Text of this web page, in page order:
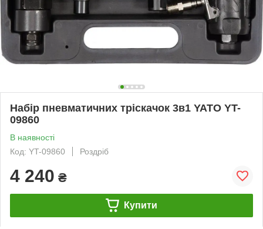
Набір пневматичних тріскачок 3в1 YATO YT-
09860
В наявності
Код: YT-09860
Роздріб
4 240 ₴
Купити